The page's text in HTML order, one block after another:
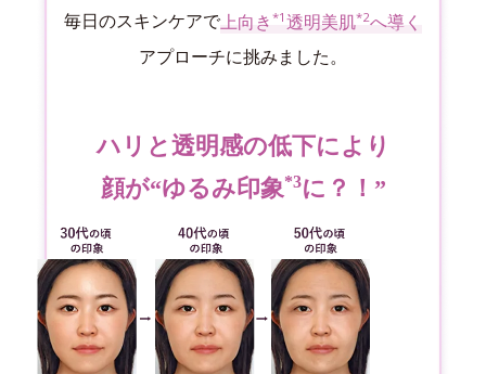
毎日のスキンケアで上向き *1 透明美肌*2へ導く
アプローチに挑みました。
ハリと透明感の低下により
顔が“ゆるみ印象*3に？！”